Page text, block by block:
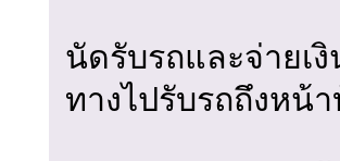
นัดรับรถและจ่ายเ
ทางไปรับรถถึงหน้